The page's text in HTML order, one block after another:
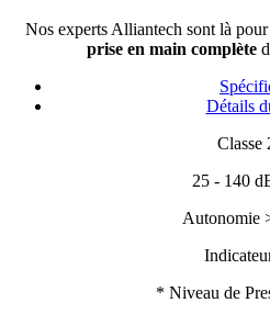
Nos experts Alliantech sont là pour
prise en main complète
Détails
Classe
25 - 140
Autonomie
* Niveau de